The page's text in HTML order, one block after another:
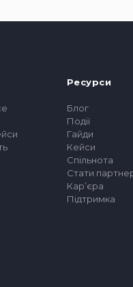
Ресурси
Блог
Події
Гайди
Кейси
Спільнота
Стати
Карʼєра
Підтримка